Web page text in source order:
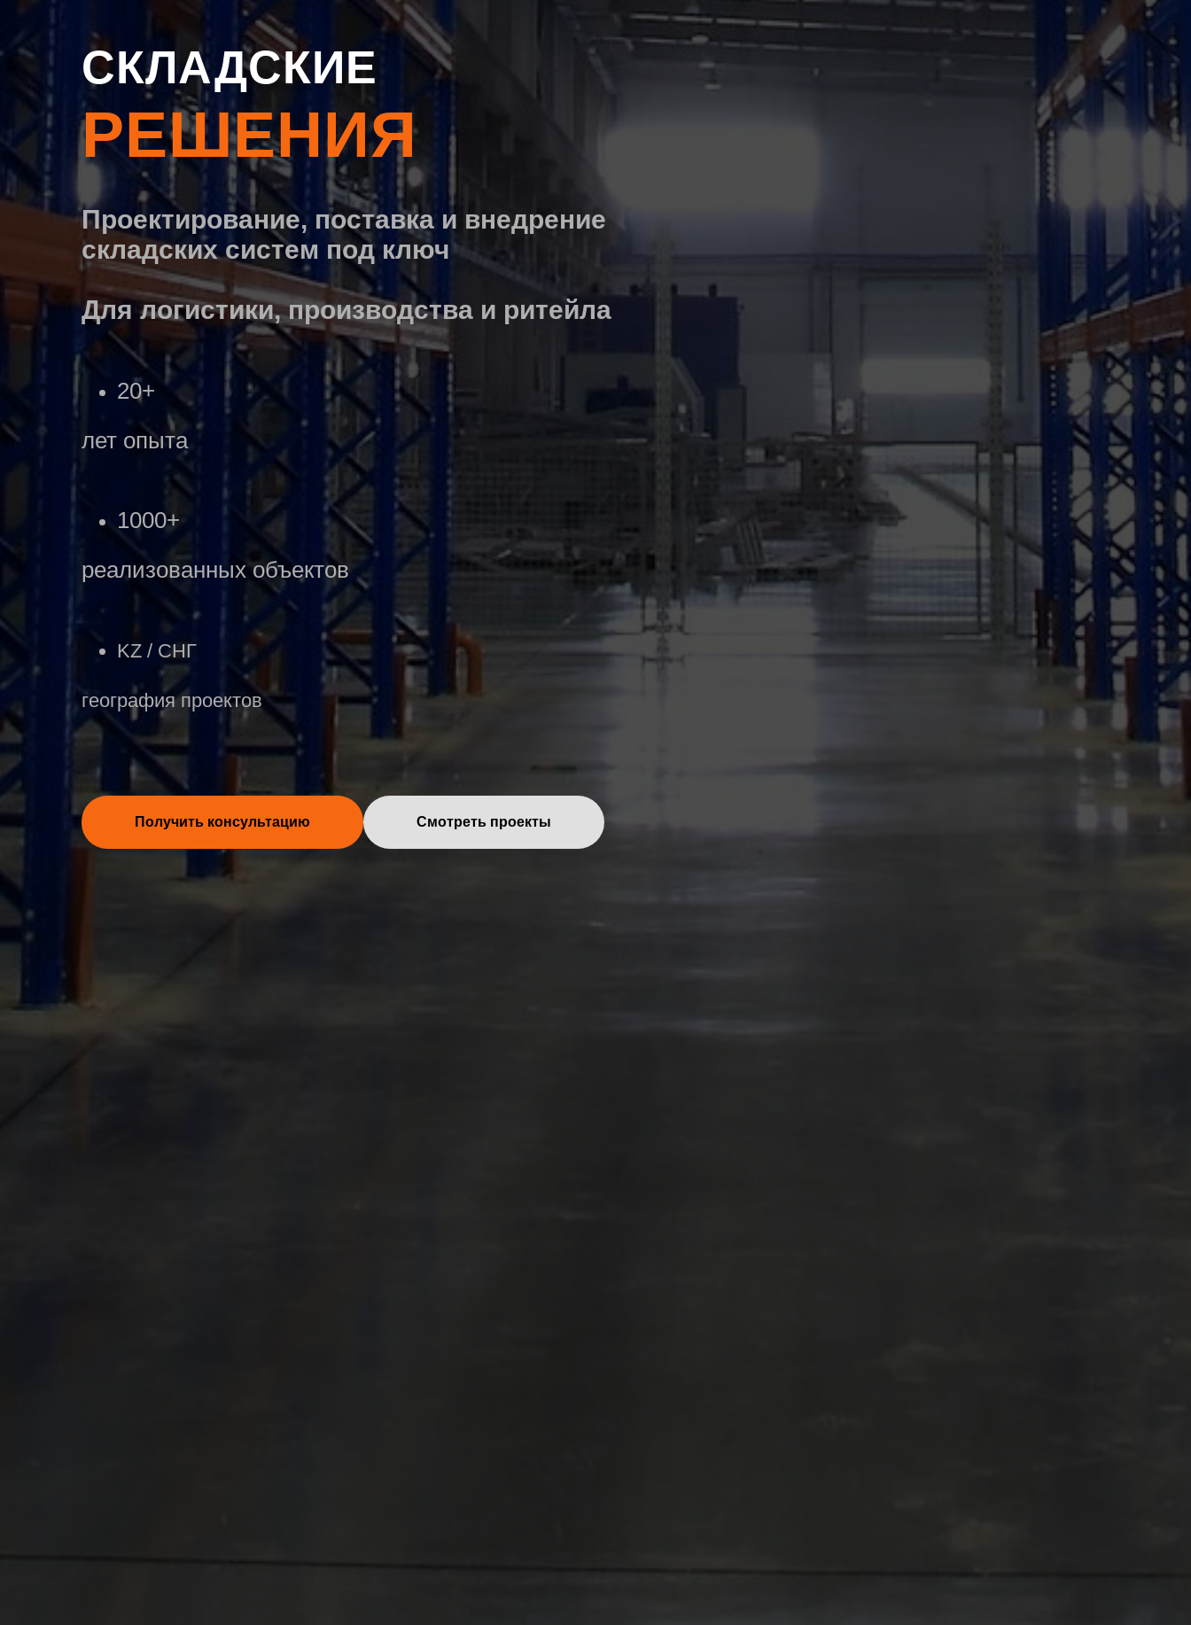
СКЛАДСКИЕ
РЕШЕНИЯ
Проектирование, поставка и внедрение
складских систем под ключ
Для логистики, производства и ритейла
20+
лет опыта
1000+
реализованных объектов
KZ / СНГ
география проектов
Получить консультацию Смотреть проекты